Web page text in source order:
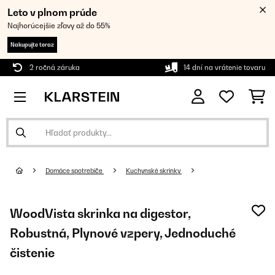
Leto v plnom prúde
Najhorúcejšie zľavy až do 55%
Nakupujte teraz
2 ročná záruka 14 dní na vrátenie tovaru
Domáce spotrebiče Kuchynské skrinky
WoodVista skrinka na digestor,
Robustná, Plynové vzpery, Jednoduché
čistenie